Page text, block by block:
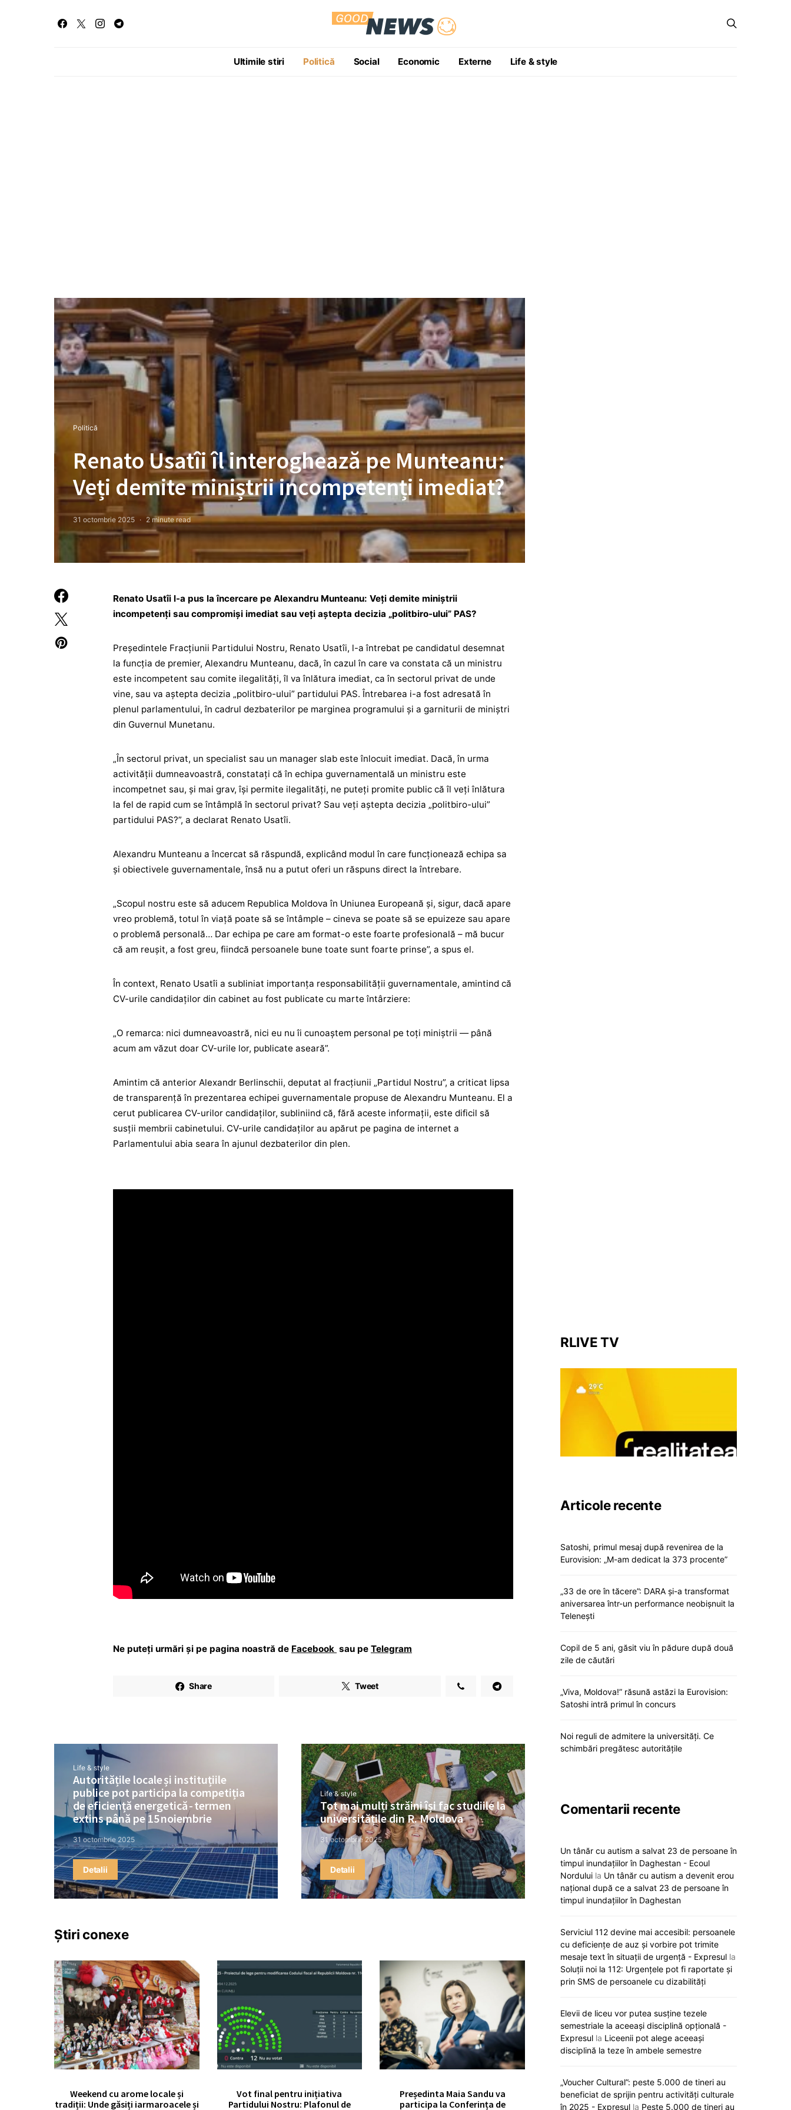
Ultimile stiri Politică Social Economic Externe Life & style
Politică
Renato Usatîi îl interoghează pe Munteanu:
Veți demite miniștrii incompetenți imediat?
31 octombrie 2025 2 minute read
Renato Usatîi l-a pus la încercare pe Alexandru Munteanu: Veți demite miniștrii
incompetenți sau compromiși imediat sau veți aștepta decizia „politbiro-ului” PAS?
Președintele Fracțiunii Partidului Nostru, Renato Usatîi, l-a întrebat pe candidatul desemnat
la funcția de premier, Alexandru Munteanu, dacă, în cazul în care va constata că un ministru
este incompetent sau comite ilegalități, îl va înlătura imediat, ca în sectorul privat de unde
vine, sau va aștepta decizia „politbiro-ului” partidului PAS. Întrebarea i-a fost adresată în
plenul parlamentului, în cadrul dezbaterilor pe marginea programului și a garniturii de miniștri
din Guvernul Munetanu.
„În sectorul privat, un specialist sau un manager slab este înlocuit imediat. Dacă, în urma
activității dumneavoastră, constatați că în echipa guvernamentală un ministru este
incompetnet sau, și mai grav, își permite ilegalități, ne puteți promite public că îl veți înlătura
la fel de rapid cum se întâmplă în sectorul privat? Sau veți aștepta decizia „politbiro-ului”
partidului PAS?”, a declarat Renato Usatîi.
Alexandru Munteanu a încercat să răspundă, explicând modul în care funcționează echipa sa
și obiectivele guvernamentale, însă nu a putut oferi un răspuns direct la întrebare.
„Scopul nostru este să aducem Republica Moldova în Uniunea Europeană și, sigur, dacă apare
vreo problemă, totul în viață poate să se întâmple – cineva se poate să se epuizeze sau apare
o problemă personală… Dar echipa pe care am format-o este foarte profesională – mă bucur
că am reușit, a fost greu, fiindcă persoanele bune toate sunt foarte prinse”, a spus el.
În context, Renato Usatîi a subliniat importanța responsabilității guvernamentale, amintind că
CV-urile candidaților din cabinet au fost publicate cu marte întârziere:
„O remarca: nici dumneavoastră, nici eu nu îi cunoaștem personal pe toți miniștrii — până
acum am văzut doar CV-urile lor, publicate aseară”.
Amintim că anterior Alexandr Berlinschii, deputat al fracțiunii „Partidul Nostru”, a criticat lipsa
de transparență în prezentarea echipei guvernamentale propuse de Alexandru Munteanu. El a
cerut publicarea CV-urilor candidaților, subliniind că, fără aceste informații, este dificil să
susții membrii cabinetului. CV-urile candidaților au apărut pe pagina de internet a
Parlamentului abia seara în ajunul dezbaterilor din plen.
Ne puteți urmări și pe pagina noastră de Facebook sau pe Telegram
Share Tweet
Life & style
Autoritățile locale și instituțiile
publice pot participa la competiția
de eficiență energetică ‑ termen
extins până pe 15 noiembrie
31 octombrie 2025
Detalii
Life & style
Tot mai mulți străini își fac studiile la
universitățile din R. Moldova
31 octombrie 2025
Detalii
Știri conexe
Weekend cu arome locale și
tradiții: Unde găsiți iarmaroacele și
Vot final pentru inițiativa
Partidului Nostru: Plafonul de
Președinta Maia Sandu va
participa la Conferința de
Renato Usatîi va dona deputaților
100 de exemplare ale cărții lui Lee
Ion Ceban și
cooperarea
RLIVE TV
Articole recente
Satoshi, primul mesaj după revenirea de la
Eurovision: „M-am dedicat la 373 procente”
„33 de ore în tăcere”: DARA și-a transformat
aniversarea într-un performance neobișnuit la
Telenești
Copil de 5 ani, găsit viu în pădure după două
zile de căutări
„Viva, Moldova!” răsună astăzi la Eurovision:
Satoshi intră primul în concurs
Noi reguli de admitere la universități. Ce
schimbări pregătesc autoritățile
Comentarii recente
Un tânăr cu autism a salvat 23 de persoane în
timpul inundațiilor în Daghestan - Ecoul
Nordului la Un tânăr cu autism a devenit erou
național după ce a salvat 23 de persoane în
timpul inundațiilor în Daghestan
Serviciul 112 devine mai accesibil: persoanele
cu deficiențe de auz și vorbire pot trimite
mesaje text în situații de urgență - Expresul la
Soluții noi la 112: Urgențele pot fi raportate și
prin SMS de persoanele cu dizabilități
Elevii de liceu vor putea susține tezele
semestriale la aceeași disciplină opțională -
Expresul la Liceenii pot alege aceeași
disciplină la teze în ambele semestre
„Voucher Cultural”: peste 5.000 de tineri au
beneficiat de sprijin pentru activități culturale
în 2025 - Expresul la Peste 5.000 de tineri au